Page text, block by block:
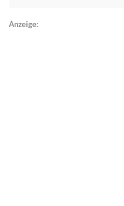
Anzeige: